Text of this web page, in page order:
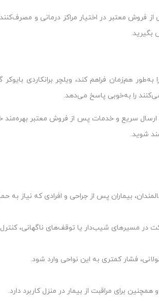
معتبر در اختیار مراکز درمانی و
بگیرید.
هم‌زمان فراهم کند، ویلچر برانکاردی
می‌کنند را به‌خوبی پاسخ می‌دهد.
سریع و خدمات پس از فروش معتبر بهره‌مند
شوید.
بیماران پس از جراحی و افرادی که نیاز
در مسیرهای شیب‌دار یا توقف‌های ناگهانی،
فشار کمتری به این نواحی وارد شود.
برای مراقبت از بیمار در منزل کاربرد دارد.